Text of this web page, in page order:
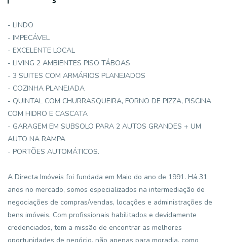
- LINDO
- IMPECÁVEL
- EXCELENTE LOCAL
- LIVING 2 AMBIENTES PISO TÁBOAS
- 3 SUITES COM ARMÁRIOS PLANEJADOS
- COZINHA PLANEJADA
- QUINTAL COM CHURRASQUEIRA, FORNO DE PIZZA, PISCINA
COM HIDRO E CASCATA
- GARAGEM EM SUBSOLO PARA 2 AUTOS GRANDES + UM
AUTO NA RAMPA
- PORTÕES AUTOMÁTICOS.
A Directa Imóveis foi fundada em Maio do ano de 1991. Há 31
anos no mercado, somos especializados na intermediação de
negociações de compras/vendas, locações e administrações de
bens imóveis. Com profissionais habilitados e devidamente
credenciados, tem a missão de encontrar as melhores